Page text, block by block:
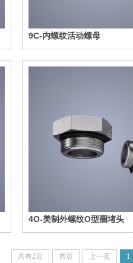
9C-内螺纹活动螺母
4O-美制外螺纹O型圈堵头
共有2页 首页 上一页 1